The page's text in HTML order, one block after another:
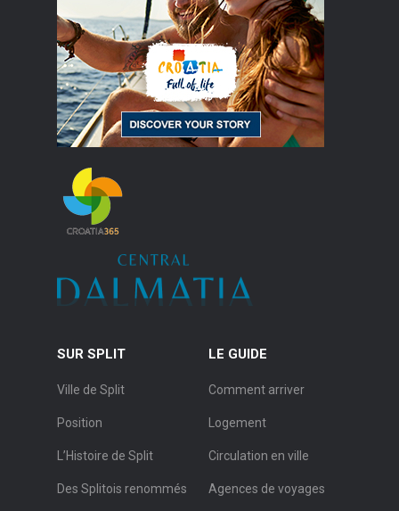
SUR SPLIT
Ville de Split
Position
L’Histoire de Split
Des Splitois renommés
LE GUIDE
Comment arriver
Logement
Circulation en ville
Agences de voyages